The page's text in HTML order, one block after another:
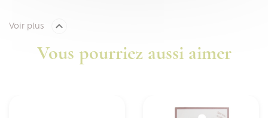
Voir plus 
Vous pourriez aussi aimer